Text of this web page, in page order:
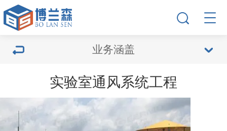
业务涵盖
实验室通风系统工程